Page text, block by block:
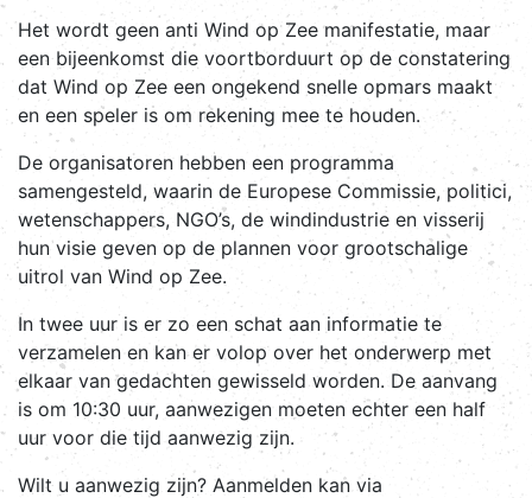
Het wordt geen anti Wind op Zee manifestatie, maar
een bijeenkomst die voortborduurt op de constatering
dat Wind op Zee een ongekend snelle opmars maakt
en een speler is om rekening mee te houden.
De organisatoren hebben een programma
samengesteld, waarin de Europese Commissie, politici,
wetenschappers, NGO’s, de windindustrie en visserij
hun visie geven op de plannen voor grootschalige
uitrol van Wind op Zee.
In twee uur is er zo een schat aan informatie te
verzamelen en kan er volop over het onderwerp met
elkaar van gedachten gewisseld worden. De aanvang
is om 10:30 uur, aanwezigen moeten echter een half
uur voor die tijd aanwezig zijn.
Wilt u aanwezig zijn? Aanmelden kan via